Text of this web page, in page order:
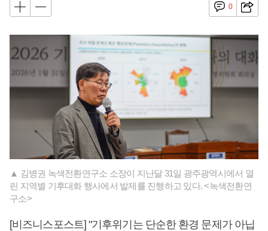
0
▲ 김병권 녹색전환연구소 소장이 지난달 31일 광주광역시에서 열
린 지역별 기후대화 행사에서 발제를 진행하고 있다. <녹색전환연
구소>
[비즈니스포스트] "기후위기는 단순한 환경 문제가 아닙